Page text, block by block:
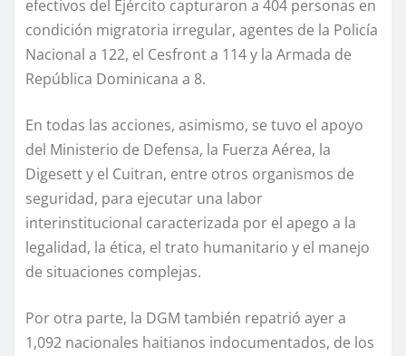
efectivos del Ejército capturaron a 404 personas en
condición migratoria irregular, agentes de la Policía
Nacional a 122, el Cesfront a 114 y la Armada de
República Dominicana a 8.
En todas las acciones, asimismo, se tuvo el apoyo
del Ministerio de Defensa, la Fuerza Aérea, la
Digesett y el Cuitran, entre otros organismos de
seguridad, para ejecutar una labor
interinstitucional caracterizada por el apego a la
legalidad, la ética, el trato humanitario y el manejo
de situaciones complejas.
Por otra parte, la DGM también repatrió ayer a
1,092 nacionales haitianos indocumentados, de los